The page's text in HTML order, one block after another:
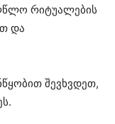
რიტუალების
და
შევხვდეთ,